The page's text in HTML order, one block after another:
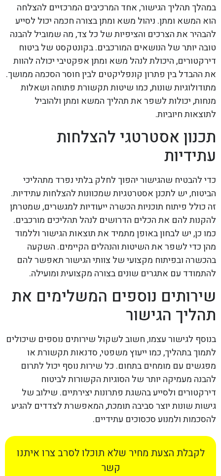
במהלך תהליך הגישור, אחד המרכיבים המרכזיים להצלחה
הוא המשא ומתן. ניהול משא ומתן בצורה חכמה יכול לסייע
להבהיר את הצרכים והציפיות של כל צד, מה שמוביל להבנה
טובה יותר של הנושאים המורכבים. בקונטקסט של ביטוח
דירקטורים, היכולת לנהל משא ומתן אפקטיבי יכולה להוות
את ההבדל בין פתרון קונפליקטים לבין חוסר הסכמה ממושך.
מתודולוגיות שונות, כמו שיטות תקשורת פתוחה ושאלות
מנחות, יכולות לשפר את תהליך המשא ומתן ולהוביל
לתוצאות חיוביות.
תכנון אסטרטגי להצלחות
עתידיות
כדי להבטיח שהגישור יהפוך לחלק בלתי נפרד מתהליכי
הביטוח, יש לתכנן אסטרטגיות שמכוונות להצלחות עתידיות.
זה כולל פיתוח תוכניות הכשרה ייעודיות למגשרים, שמטרתן
להקנות להם את הכלים הדרושים לנהל תהליכים מורכבים.
כמו כן, יש לבחון באופן מתמיד את תוצאות הגישור וללמוד
מהן כדי לשפר את השיטות והנהלים הקיימים. השקעה
בהכשרה ובפיתוח מקצועי של צוותי הגישור תאפשר להם
להתמודד עם אתגרים שונים בצורה מקצועית ומועילה.
שירותים נוספים המשלימים את
תהליך הגישור
בנוסף לגישור עצמו, חשוב לשקול שירותים נוספים שיכולים
לתמוך בתהליך, כמו ייעוץ משפטי, סדנאות תקשורת או
מפגשים עם מומחים בתחום. כל שירות נוסף יכול לתרום
להבנה מעמיקה יותר של הסוגיות הקשורות לביטוח
דירקטורים ולסייע בהשגת פתרונות יצירתיים. שילוב של
גישות שונות יוצר סביבה תומכת, המאפשרת לצדדים להגיע
להסכמות ולמנוע סכסוכים עתידיים.
לקבלת הצעת מחיר שלא תוכלו לסרב צרו איתנו
קשר